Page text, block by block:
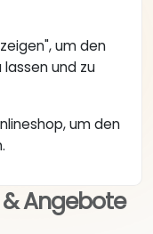
um den
und zu
um den
Angebote